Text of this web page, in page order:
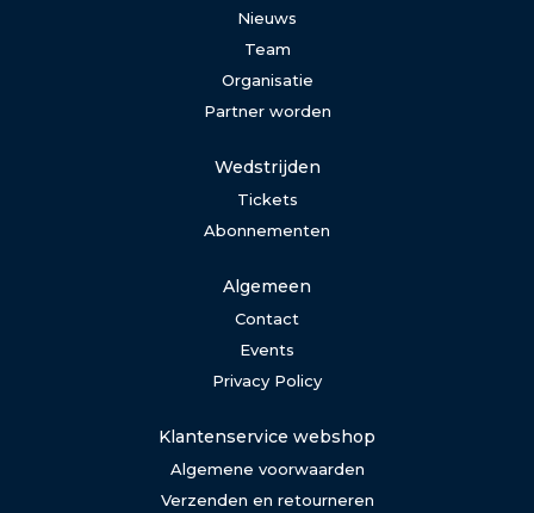
Nieuws
Team
Organisatie
Partner worden
Wedstrijden
Tickets
Abonnementen
Algemeen
Contact
Events
Privacy Policy
Klantenservice webshop
Algemene voorwaarden
Verzenden en retourneren